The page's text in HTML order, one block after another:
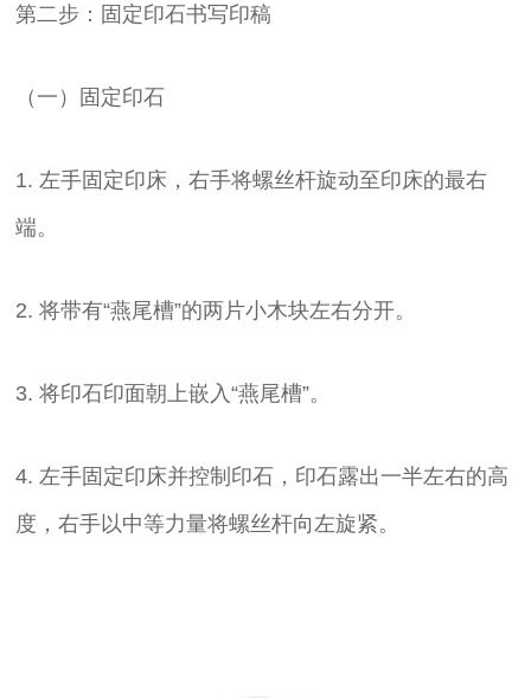
第二步：固定印石书写印稿
（一）固定印石
1. 左手固定印床，右手将螺丝杆旋动至印床的最右
端。
2. 将带有“燕尾槽”的两片小木块左右分开。
3. 将印石印面朝上嵌入“燕尾槽”。
4. 左手固定印床并控制印石，印石露出一半左右的高
度，右手以中等力量将螺丝杆向左旋紧。